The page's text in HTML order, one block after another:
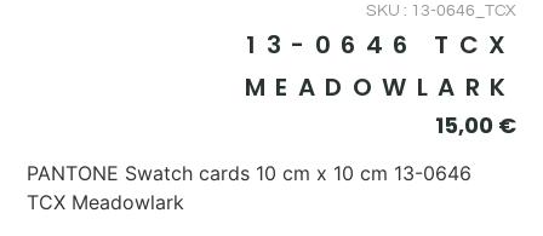
SKU : 13-0646_TCX
13-0646 TCX
MEADOWLARK
15,00 €
PANTONE Swatch cards 10 cm x 10 cm 13-0646
TCX Meadowlark